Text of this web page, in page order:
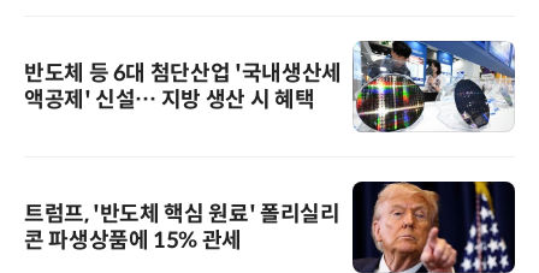
반도체 등 6대 첨단산업 '국내생산세
액공제' 신설… 지방 생산 시 혜택
트럼프, '반도체 핵심 원료' 폴리실리
콘 파생상품에 15% 관세